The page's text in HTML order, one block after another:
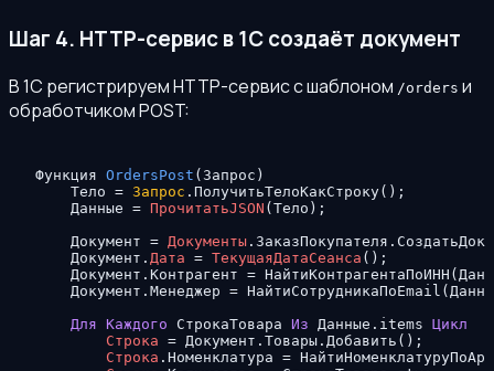
Шаг 4. HTTP-сервис в 1С создаёт документ
В 1С регистрируем HTTP-сервис с шаблоном /orders и
обработчиком POST:
Функция OrdersPost ( Запрос )
    Тело
= Запрос .ПолучитьТелоКакСтроку( ) ;
    Данные
= ПрочитатьJSON ( Тело ) ;
    Документ
= Документы
    Документ.
Дата = ТекущаяДатаСеанса ( ) ;
    Документ.Контрагент
= НайтиКонтрагентаПоИНН (
    Документ.Менеджер
= НайтиСотрудникаПоEmail (
Для Каждого СтрокаТовара Из Данные.items Цикл
Строка = Документ.Товары.Добавить ( ) ;
Строка .Номенклатура =